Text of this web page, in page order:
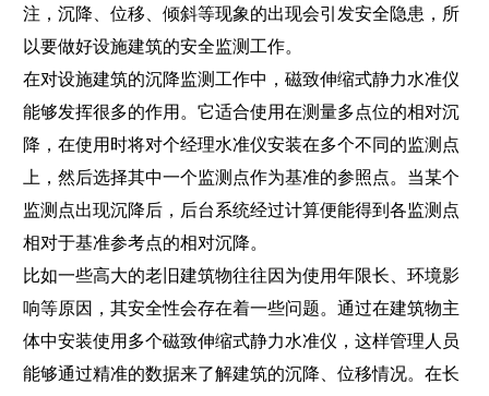
注，沉降、位移、倾斜等现象的出现会引发安全隐患，所
以要做好设施建筑的安全监测工作。
在对设施建筑的沉降监测工作中， 磁致伸缩式静力水准仪
能够发挥很多的作用。它适合使用在测量多点位的相对沉
降，在使用时将对个经理水准仪安装在多个不同的监测点
上，然后选择其中一个监测点作为基准的参照点。当某个
监测点出现沉降后，后台系统经过计算便能得到各监测点
相对于基准参考点的相对沉降。
比如一些高大的老旧建筑物往往因为使用年限长、环境影
响等原因，其安全性会存在着一些问题。通过在建筑物主
体中安装使用多个磁致伸缩式静力水准仪，这样管理人员
能够通过精准的数据来了解建筑的沉降、位移情况。在长